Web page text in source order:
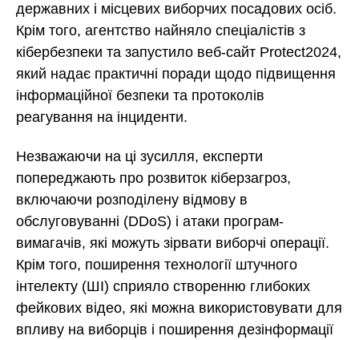
державних і місцевих виборчих посадових осіб.
Крім того, агентство найняло спеціалістів з
кібербезпеки та запустило веб-сайт Protect2024,
який надає практичні поради щодо підвищення
інформаційної безпеки та протоколів
реагування на інциденти.
Незважаючи на ці зусилля, експерти
попереджають про розвиток кіберзагроз,
включаючи розподілену відмову в
обслуговуванні (DDoS) і атаки програм-
вимагачів, які можуть зірвати виборчі операції.
Крім того, поширення технології штучного
інтелекту (ШІ) сприяло створенню глибоких
фейкових відео, які можна використовувати для
впливу на виборців і поширення дезінформації